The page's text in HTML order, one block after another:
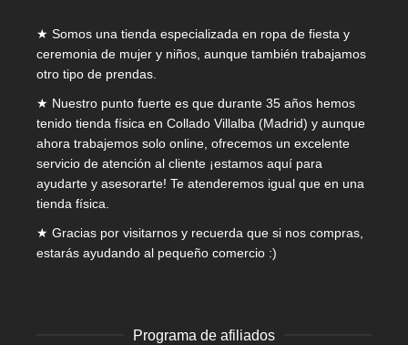
★ Somos una tienda especializada en ropa de fiesta y
ceremonia de mujer y niños, aunque también trabajamos
otro tipo de prendas.
★ Nuestro punto fuerte es que durante 35 años hemos
tenido tienda física en Collado Villalba (Madrid) y aunque
ahora trabajemos solo online, ofrecemos un excelente
servicio de atención al cliente ¡estamos aquí para
ayudarte y asesorarte! Te atenderemos igual que en una
tienda física.
★ Gracias por visitarnos y recuerda que si nos compras,
estarás ayudando al pequeño comercio :)
Programa de afiliados